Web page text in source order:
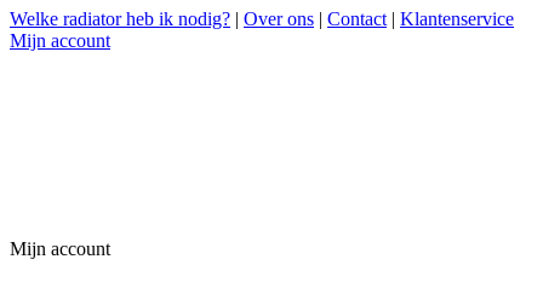
Welke radiator heb ik nodig? | Over ons | Contact | Klantenservice
Mijn account
Mijn account